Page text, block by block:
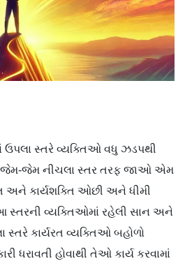
ઉપલા સ્તરે વ્યક્તિઓ વધુ ઝડપથી
જેમ-જેમ નીચલા સ્તર તરફ જાઓ એમ
અને કાર્યશક્તિ ઓછી અને ધીમી
સ્તરની વ્યક્તિઓમાં રહેલી સાન અને
કાર્યરત વ્યક્તિઓ બહોળો
હોવાથી તેઓ કાર્ય કરવામાં